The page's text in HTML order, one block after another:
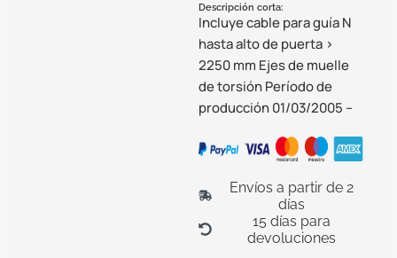
Descripción corta:
Incluye cable para guía N
hasta alto de puerta >
2250 mm Ejes de muelle
de torsión Período de
producción 01/03/2005 –
Envíos a partir de 2
días
15 días para
devoluciones